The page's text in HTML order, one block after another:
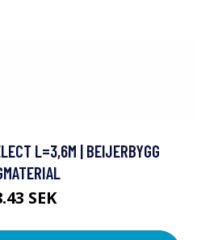
L=3,6M | BEIJERBYGG
SEK